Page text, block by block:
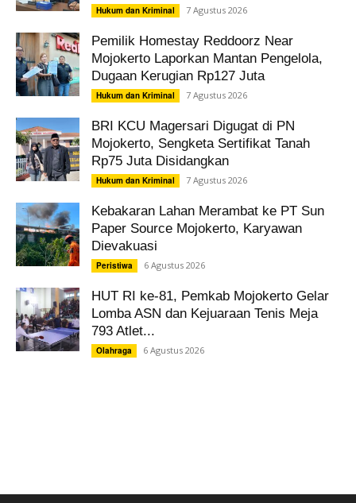
Hukum dan Kriminal 7 Agustus 2026
Pemilik Homestay Reddoorz Near
Mojokerto Laporkan Mantan Pengelola,
Dugaan Kerugian Rp127 Juta
Hukum dan Kriminal 7 Agustus 2026
BRI KCU Magersari Digugat di PN
Mojokerto, Sengketa Sertifikat Tanah
Rp75 Juta Disidangkan
Hukum dan Kriminal 7 Agustus 2026
Kebakaran Lahan Merambat ke PT Sun
Paper Source Mojokerto, Karyawan
Dievakuasi
Peristiwa 6 Agustus 2026
HUT RI ke-81, Pemkab Mojokerto Gelar
Lomba ASN dan Kejuaraan Tenis Meja
793 Atlet...
Olahraga 6 Agustus 2026